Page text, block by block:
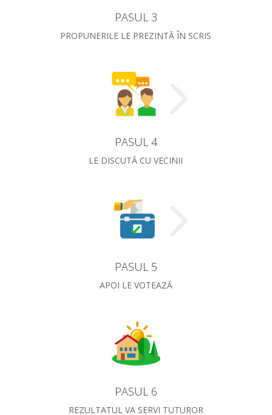
PASUL 3
PROPUNERILE LE PREZINTĂ ÎN SCRIS
PASUL 4
LE DISCUTĂ CU VECINII
PASUL 5
APOI LE VOTEAZĂ
PASUL 6
REZULTATUL VA SERVI TUTUROR